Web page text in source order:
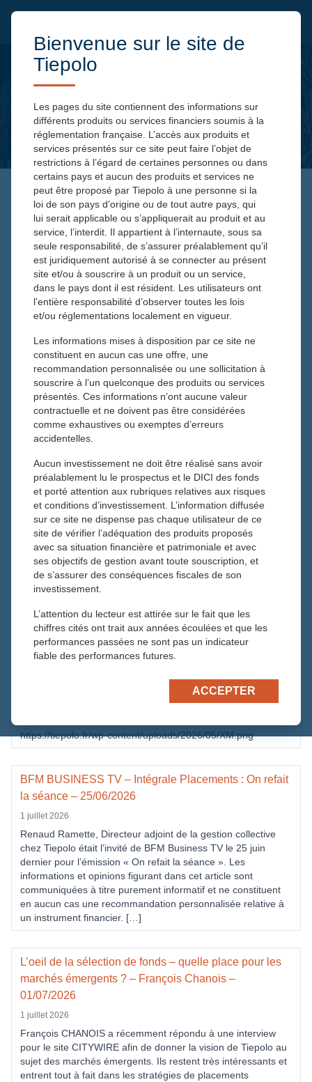
BFM BUSINESS TV –
INTÉGRALE PLACEMENTS:
COMPAGNIE DES ALPES
17 janvier 2024
Benjamin Riviere
Actualités
Benjamin Rivière, Directeur Adjoint de la Gestion
Collective chez Tiepolo, recommande le titre
des Alpes , la société qui gère les plus grandes stations
d’hiver des Alpes et des parcs d’attractions.
Les informations et opinions figurant dans cet article sont
communiquées à titre purement informatif et ne constituent
en aucun cas une recommandation personnalisée relative
à un instrument ou un service financier.
Voir la vidéo sur BFM Business
Actualités qui peuvent aussi vous intérrésser
BFM BUSINESS TV – Intégrale Placements : TONIES
https://tiepolo.fr/wp-content/uploads/2026/05/XM.png
BFM BUSINESS TV – Intégrale Placements : On refait
la séance – 25/06/2026
1 juillet 2026
Renaud Ramette, Directeur adjoint de la gestion collective
chez Tiepolo était l’invité de BFM Business TV le 25 juin
dernier pour l’émission « On refait la séance ». Les
informations et opinions figurant dans cet article sont
communiquées à titre purement informatif et ne constituent
en aucun cas une recommandation personnalisée relative à
un instrument financier. […]
L’oeil de la sélection de fonds – quelle place pour les
marchés émergents ? – François Chanois –
01/07/2026
1 juillet 2026
François CHANOIS a récemment répondu à une interview
pour le site CITYWIRE afin de donner la vision de Tiepolo au
sujet des marchés émergents. Ils restent très intéressants et
entrent tout à fait dans les stratégies de placements
Bienvenue sur le site de
Tiepolo
Les pages du site contiennent des informations sur
différents produits ou services financiers soumis à la
réglementation française. L’accès aux produits et
services présentés sur ce site peut faire l’objet de
restrictions à l’égard de certaines personnes ou dans
certains pays et aucun des produits et services ne
peut être proposé par Tiepolo à une personne si la
loi de son pays d’origine ou de tout autre pays, qui
lui serait applicable ou s’appliquerait au produit et au
service, l’interdit. Il appartient à l’internaute, sous sa
seule responsabilité, de s’assurer préalablement qu’il
est juridiquement autorisé à se connecter au présent
site et/ou à souscrire à un produit ou un service,
dans le pays dont il est résident. Les utilisateurs ont
l’entière responsabilité d’observer toutes les lois
et/ou réglementations localement en vigueur.
Les informations mises à disposition par ce site ne
constituent en aucun cas une offre, une
recommandation personnalisée ou une sollicitation à
souscrire à l’un quelconque des produits ou services
présentés. Ces informations n’ont aucune valeur
contractuelle et ne doivent pas être considérées
comme exhaustives ou exemptes d’erreurs
accidentelles.
Aucun investissement ne doit être réalisé sans avoir
préalablement lu le prospectus et le DICI des fonds
et porté attention aux rubriques relatives aux risques
et conditions d’investissement. L’information diffusée
sur ce site ne dispense pas chaque utilisateur de ce
site de vérifier l’adéquation des produits proposés
avec sa situation financière et patrimoniale et avec
ses objectifs de gestion avant toute souscription, et
de s’assurer des conséquences fiscales de son
investissement.
L’attention du lecteur est attirée sur le fait que les
chiffres cités ont trait aux années écoulées et que les
performances passées ne sont pas un indicateur
fiable des performances futures.
ACCEPTER